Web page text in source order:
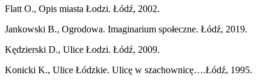
Flatt O., Opis miasta Łodzi. Łódź, 2002.
Jankowski B., Ogrodowa. Imaginarium społeczne. Łódź, 2019.
Kędzierski D., Ulice Łodzi. Łódź, 2009.
Konicki K., Ulice Łódzkie. Ulicę w szachownicę….Łódź, 1995.